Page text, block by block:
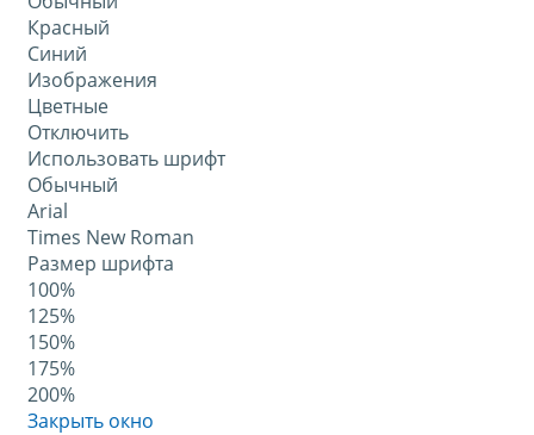
Красный
Синий
Изображения
Цветные
Отключить
Использовать шрифт
Обычный
Arial
Times New Roman
Размер шрифта
100%
125%
150%
175%
200%
Закрыть окно